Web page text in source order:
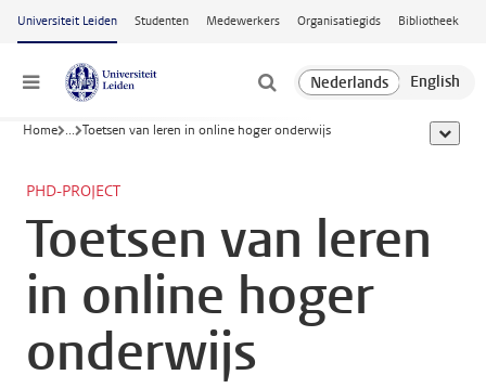
Ga naar hoofdinhoud
Universiteit Leiden Studenten Medewerkers Organisatiegids Bibliotheek
Menu
Home ... Toetsen van leren in online hoger onderwijs toon
PHD-PROJECT
Toetsen van leren
in online hoger
onderwijs